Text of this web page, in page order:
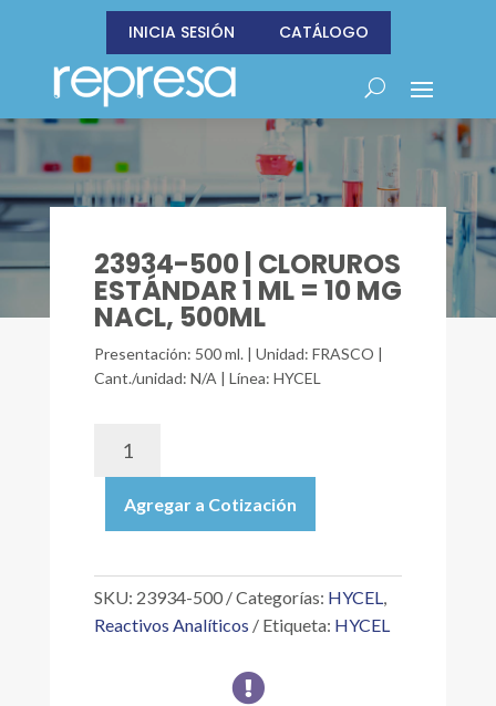
INICIA SESIÓN CATÁLOGO
23934-500 | CLORUROS
ESTÁNDAR 1 ML = 10 MG
NACL, 500ML
Presentación: 500 ml. | Unidad: FRASCO |
Cant./unidad: N/A | Línea: HYCEL
CLORUROS
ESTÁNDAR
ML
10
Agregar a Cotización
SKU: 23934-500 Categorías: HYCEL,
Reactivos Analíticos
Etiqueta: HYCEL
